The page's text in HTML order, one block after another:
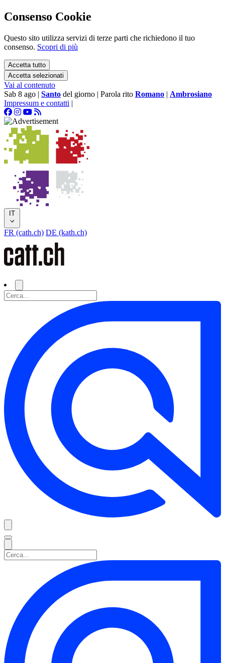
Consenso Cookie
Questo sito utilizza servizi di terze parti che richiedono il tuo
consenso. Scopri di più
Accetta tutto
Accetta selezionati
Vai al contenuto
Sab 8 ago | Santo del giorno | Parola rito Romano | Ambrosiano
Impressum e contatti |
IT
FR (cath.ch) DE (kath.ch)